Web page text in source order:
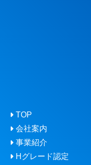
TOP
会社案内
事業紹介
Hグレード認定